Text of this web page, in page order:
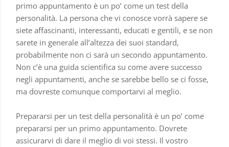
primo appuntamento è un po’ come un test della
personalità. La persona che vi conosce vorrà sapere se
siete affascinanti, interessanti, educati e gentili, e se non
sarete in generale all’altezza dei suoi standard,
probabilmente non ci sarà un secondo appuntamento.
Non c’è una guida scientifica su come avere successo
negli appuntamenti, anche se sarebbe bello se ci fosse,
ma dovreste comunque comportarvi al meglio.
Prepararsi per un test della personalità è un po’ come
prepararsi per un primo appuntamento. Dovrete
assicurarvi di dare il meglio di voi stessi. Il vostro